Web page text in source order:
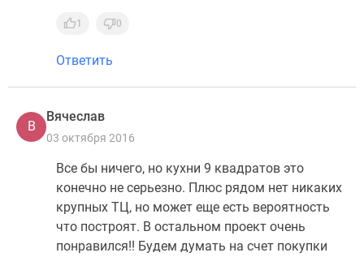
1 0
Ответить
В
Вячеслав
03 октября 2016
Все бы ничего, но кухни 9 квадратов это
конечно не серьезно. Плюс рядом нет никаких
крупных ТЦ, но может еще есть вероятность
что построят. В остальном проект очень
понравился!! Будем думать на счет покупки